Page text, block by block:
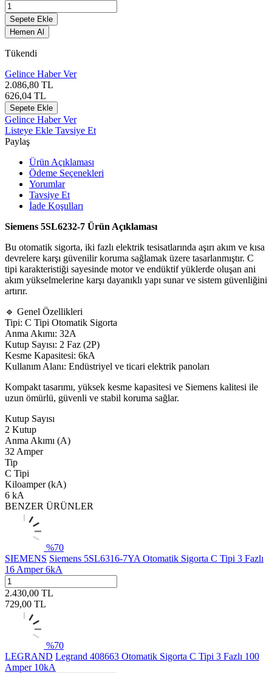
Sepete Ekle
Hemen Al
Tükendi
Gelince Haber Ver
2.086,80 TL
626,04 TL
Sepete Ekle
Gelince Haber Ver
Listeye Ekle Tavsiye Et
Paylaş
Ürün Açıklaması
Ödeme Seçenekleri
Yorumlar
Tavsiye Et
İade Koşulları
Siemens 5SL6232-7 Ürün Açıklaması
Bu otomatik sigorta, iki fazlı elektrik tesisatlarında aşırı akım ve kısa
devrelere karşı güvenilir koruma sağlamak üzere tasarlanmıştır. C
tipi karakteristiği sayesinde motor ve endüktif yüklerde oluşan ani
akım yükselmelerine karşı dayanıklı yapı sunar ve sistem güvenliğini
artırır.
🔹 Genel Özellikleri
Tipi: C Tipi Otomatik Sigorta
Anma Akımı: 32A
Kutup Sayısı: 2 Faz (2P)
Kesme Kapasitesi: 6kA
Kullanım Alanı: Endüstriyel ve ticari elektrik panoları
Kompakt tasarımı, yüksek kesme kapasitesi ve Siemens kalitesi ile
uzun ömürlü, güvenli ve stabil koruma sağlar.
Kutup Sayısı
2 Kutup
Anma Akımı (A)
32 Amper
Tip
C Tipi
Kiloamper (kA)
6 kA
BENZER ÜRÜNLER
%70
SIEMENS Siemens 5SL6316-7YA Otomatik Sigorta C Tipi 3 Fazlı
16 Amper 6kA
2.430,00 TL
729,00 TL
%70
LEGRAND Legrand 408663 Otomatik Sigorta C Tipi 3 Fazlı 100
Amper 10kA